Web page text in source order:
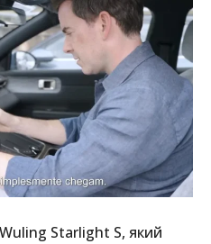
Starlight S, який